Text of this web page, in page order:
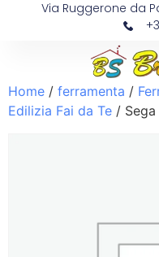
Via Ruggerone da
Home / ferramenta /
Edilizia Fai da Te /